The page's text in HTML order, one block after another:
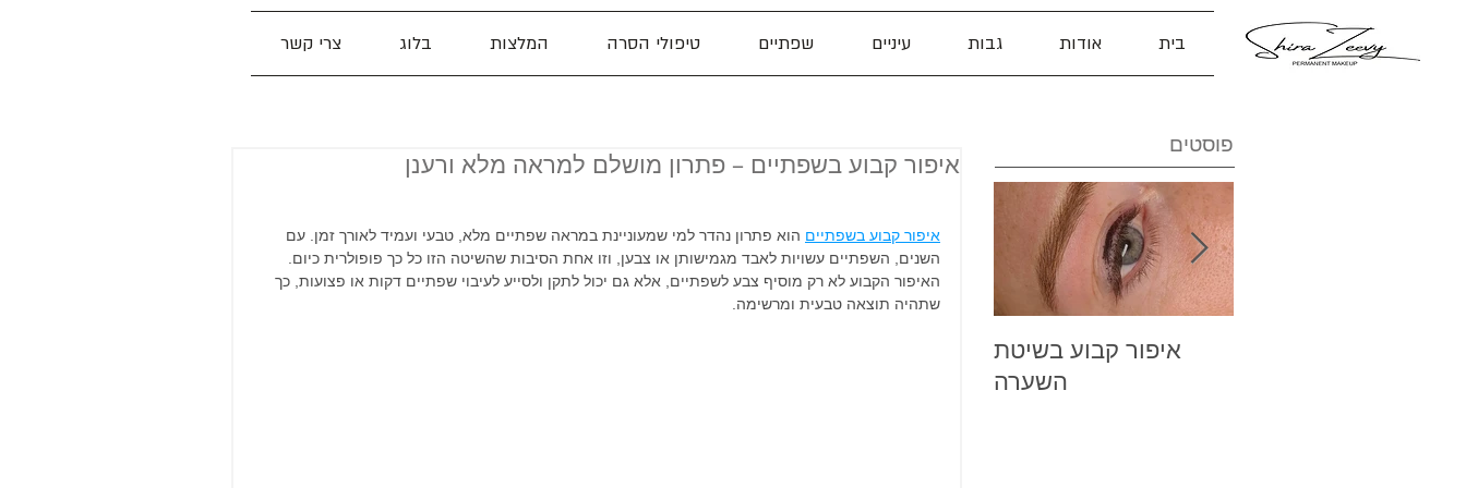
צרי קשר בלוג המלצות טיפולי הסרה שפתיים עיניים גבות אודות בית
איפור קבוע בשפתיים – פתרון מושלם למראה מלא ורענן
איפור קבוע בשפתיים הוא פתרון נהדר למי שמעוניינת במראה שפתיים מלא, טבעי ועמיד לאורך זמן. עם
השנים, השפתיים עשויות לאבד מגמישותן או צבען, וזו אחת הסיבות שהשיטה הזו כל כך פופולרית כיום.
האיפור הקבוע לא רק מוסיף צבע לשפתיים, אלא גם יכול לתקן ולסייע לעיבוי שפתיים דקות או פצועות, כך
שתהיה תוצאה טבעית ומרשימה.
פוסטים
איפור קבוע בשיטת
השערה